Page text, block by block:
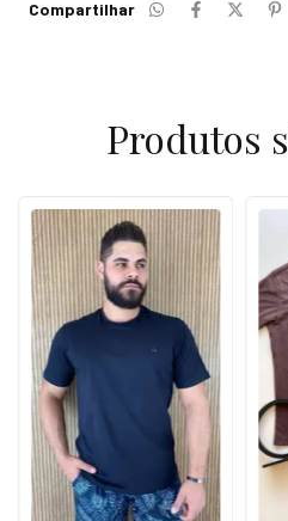
Compartilhar
Produtos